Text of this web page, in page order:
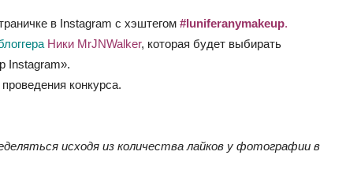
в Instagram с хэштегом #luniferanymakeup.
Ники MrJNWalker, которая будет выбирать
Instagram».
конкурса.
исходя из количества лайков у фотографии в